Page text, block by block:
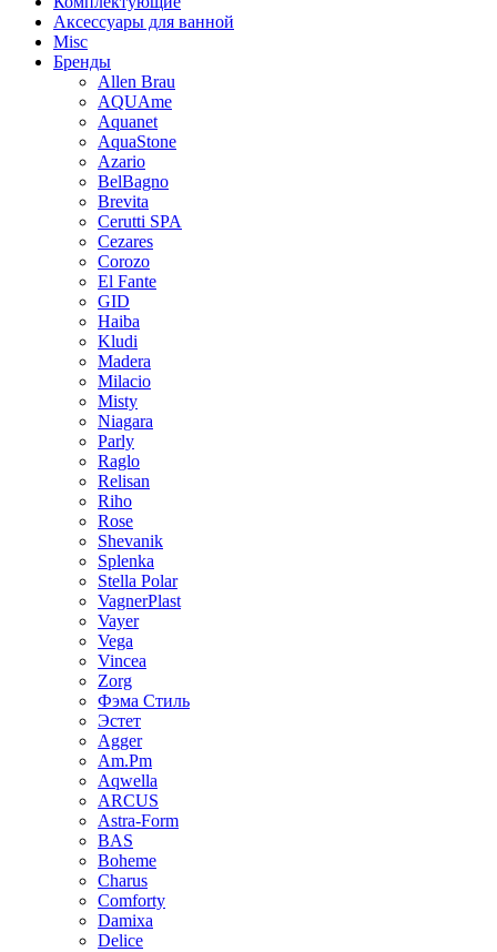
Аксессуары для ванной
Misc
Бренды
Allen Brau
AQUAme
Aquanet
AquaStone
Azario
BelBagno
Brevita
Cerutti SPA
Cezares
Corozo
El Fante
GID
Haiba
Kludi
Madera
Milacio
Misty
Niagara
Parly
Raglo
Relisan
Riho
Rose
Shevanik
Splenka
Stella Polar
VagnerPlast
Vayer
Vega
Vincea
Zorg
Фэма Стиль
Эстет
Agger
Am.Pm
Aqwella
ARCUS
Astra-Form
BAS
Boheme
Charus
Comforty
Damixa
Delice